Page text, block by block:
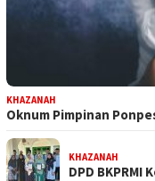
KHAZANAH
Oknum Pimpinan
KHAZANAH
DPD